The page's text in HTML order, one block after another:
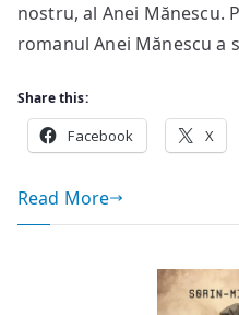
nostru, al Anei Mănescu.
romanul Anei Mănescu a
Share this:
Facebook X
Read More